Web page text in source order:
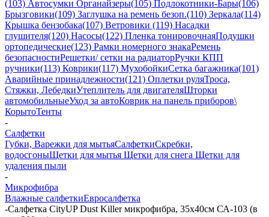
(103) Автосумки Органайзеры(105) Подлокотники-Бары(106)
Брызговики(109) Заглушка на ремень безоп.(110) Зеркала(114)
Крышка бензобака(107) Ветровики (119) Насадки
глушителя(120) Насосы(122) Пленка тонировочнаяПодушки
ортопедические(123) Рамки номерного знакаРемень
безопасностиРешетки/ сетки на радиаторРучки КПП
ручники(113) Коврики(117) МухобойкиСетка багажника(101)
Аварийные принадлежности(121) Оплетки руляТроса,
Стяжки, ЛебедкиУтеплитель для двигателяШторки
автомобильныеУход за автоКоврик на панель приборов\
КорытоТенты
-
Салфетки
Губки, Варежки для мытьяСалфеткиСкребки,
водосгоныЩетки для мытья Щетки для снега Щетки для
удаления пыли
-
Микрофибра
Влажные салфеткиЕвросалфетка
-Салфетка CityUP Dust Killer микрофибра, 35х40см СА-103 (в